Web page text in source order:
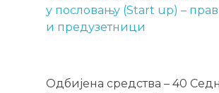
у пословању (Start up) –
и предузетници
Одбијена средства – 40